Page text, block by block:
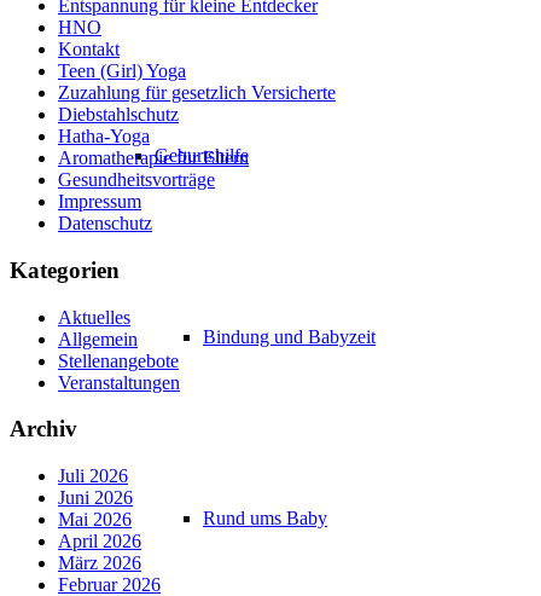
Geburtshilfe
Bindung und Babyzeit
Rund ums Baby
Entspannung für kleine Entdecker
HNO
Kontakt
Teen (Girl) Yoga
Zuzahlung für gesetzlich Versicherte
Diebstahlschutz
Hatha-Yoga
Aromatherapie für Eltern
Gesundheitsvorträge
Impressum
Datenschutz
Kategorien
Aktuelles
Allgemein
Stellenangebote
Veranstaltungen
Archiv
Juli 2026
Juni 2026
Mai 2026
April 2026
März 2026
Februar 2026